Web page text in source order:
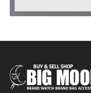
ファーブル・ルーバ
FRANCK MULLER
GERALD GENTA
ジェラルド・ジェンタ